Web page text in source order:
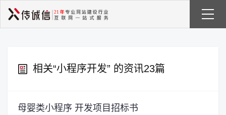
相关“小程序开发” 的资讯23篇
母婴类小程序 开发项目招标书